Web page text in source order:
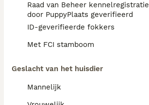
Raad van Beheer kennelregistratie
door PuppyPlaats geverifieerd
ID-geverifieerde fokkers
Met FCI stamboom
Geslacht van het huisdier
Mannelijk